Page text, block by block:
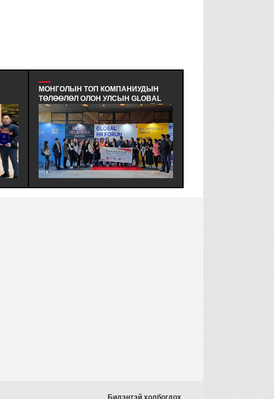
МОНГОЛЫН ТОП КОМПАНИУДЫН
ТӨЛӨӨЛӨЛ ОЛОН УЛСЫН GLOBAL
HR FORUM (GHRF)-Д АМЖИЛТАЙ
ОРОЛЦЛОО. - МОНГОЛЫН ХҮНИЙ
НӨӨЦИЙН ИНСТИТУТИЙН ГИШҮҮН
БОЛОН ДЭМЖИГЧ ТОП ААН-ДИЙН
ТӨЛӨӨЛӨЛ БНСУ-Д ЖИЛ БҮР
УЛАМЖЛАЛ ОЛОН ЗОХИОН
БАЙГУУЛЛАГДДАГ GLOBAL HR
FORUM (GHRF)-Д АМЖИЛТТАЙ
Бидэнтэй холбогдох